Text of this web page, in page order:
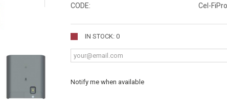
CODE: Cel-
IN STOCK: 0
Notify me when available